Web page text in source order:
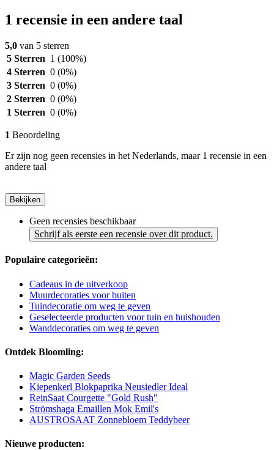
1 recensie in een andere taal
5,0 van 5 sterren
5 Sterren 1 (100%)
4 Sterren 0 (0%)
3 Sterren 0 (0%)
2 Sterren 0 (0%)
1 Sterren 0 (0%)
1 Beoordeling
Er zijn nog geen recensies in het Nederlands, maar 1 recensie in een
andere taal
Bekijken
Geen recensies beschikbaar
Schrijf als eerste een recensie over dit product.
Populaire categorieën:
Cadeaus in de uitverkoop
Muurdecoraties voor buiten
Tuindecoratie om weg te geven
Geselecteerde producten voor tuin en huishouden
Wanddecoraties om weg te geven
Ontdek Bloomling:
Magic Garden Seeds
Kiepenkerl Blokpaprika Neusiedler Ideal
ReinSaat Courgette "Gold Rush"
Strömshaga Emaillen Mok Emil's
AUSTROSAAT Zonnebloem Teddybeer
Nieuwe producten: